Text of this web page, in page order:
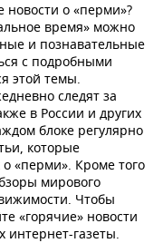
новости о «перми»?
время» можно
и познавательные
с подробными
этой темы.
следят за
в России и других
блоке регулярно
которые
«перми». Кроме того
мирового
Чтобы
«горячие» новости
интернет-газеты.